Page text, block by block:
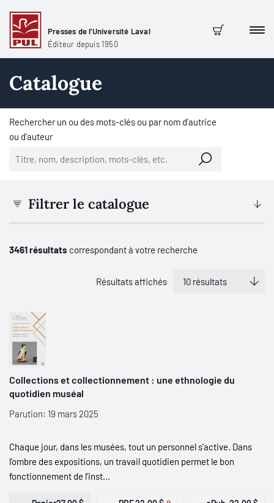
Presses de l'Université Laval
Éditeur depuis 1950
Panier
Catalogue
Rechercher un ou des mots-clés ou par nom d'autrice
ou d'auteur
Filtrer le catalogue
3461 résultats correspondant à votre recherche
Résultats affichés
Collections et collectionnement : une ethnologie du
quotidien muséal
Parution: 19 mars 2025
Chaque jour, dans les musées, tout un personnel s’active. Dans
l’ombre des expositions, un travail quotidien permet le bon
fonctionnement de l’inst...